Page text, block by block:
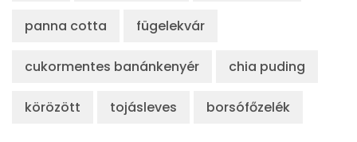
panna cotta fügelekvár
cukormentes banánkenyér chia puding
körözött tojásleves borsófőzelék